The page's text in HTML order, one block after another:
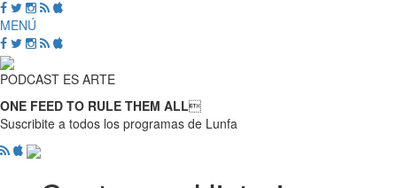
MENÚ
PODCAST ES ARTE
ONE FEED TO RULE THEM ALL
Suscribite a todos los programas de Lunfa